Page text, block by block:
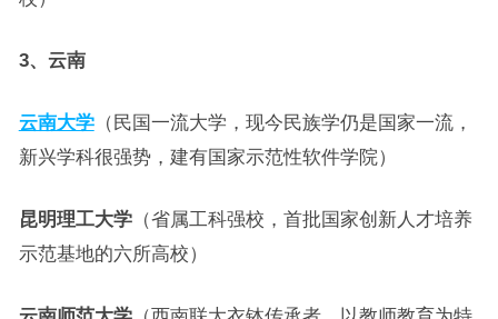
3、云南
云南大学（民国一流大学，现今民族学仍是国家一流，
新兴学科很强势，建有国家示范性软件学院）
昆明理工大学（省属工科强校，首批国家创新人才培养
示范基地的六所高校）